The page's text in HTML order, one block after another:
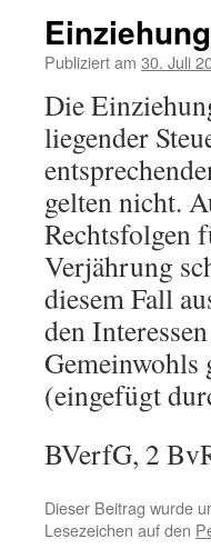
Publiziert am 30. Juli
Die
liegender
gelten nicht.
Rechtsfolgen
Verjährung
diesem Fall
den
Gemeinwohls
(eingefügt
BVerfG, 2
Dieser Beitrag wurde
Lesezeichen auf den